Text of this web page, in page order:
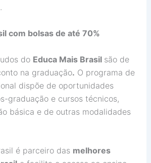
com bolsas de até 70%
do Educa Mais Brasil são de
na graduação. O programa de
dispõe de oportunidades
graduação e cursos técnicos,
básica e de outras modalidades
é parceiro das melhores